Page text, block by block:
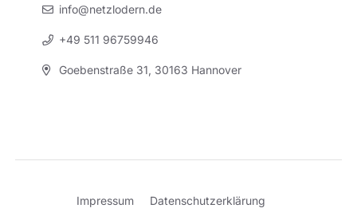
info@netzlodern.de
+49 511 96759946
Goebenstraße 31, 30163 Hannover
Impressum Datenschutzerklärung